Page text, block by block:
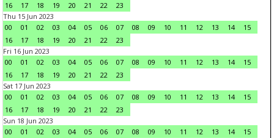
16
17 18 19 20 21 22
23
Thu 15 Jun 2023
00
01 02 03 04 05 06 07 08 09 10 11 12 13 14
15
16
17 18 19 20 21 22
23
Fri 16 Jun 2023
00
01 02 03 04 05 06 07 08 09 10 11 12 13 14
15
16
17 18 19 20 21 22
23
Sat 17 Jun 2023
00
01 02 03 04 05 06 07 08 09 10 11 12 13 14
15
16
17 18 19 20 21 22
23
Sun 18 Jun 2023
00
01 02 03 04 05 06 07 08 09 10 11 12 13 14
15